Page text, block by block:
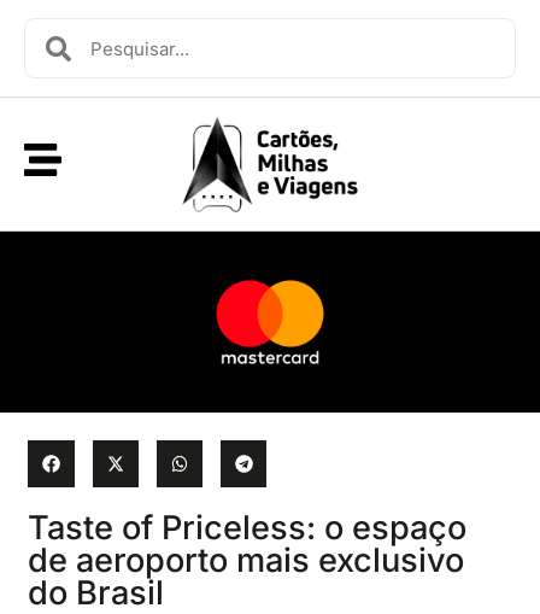
Taste of Priceless: o espaço
de aeroporto mais exclusivo
do Brasil